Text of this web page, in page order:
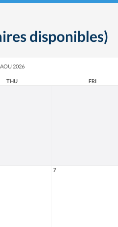
disponibles)
AOU 2026
THU FRI
7